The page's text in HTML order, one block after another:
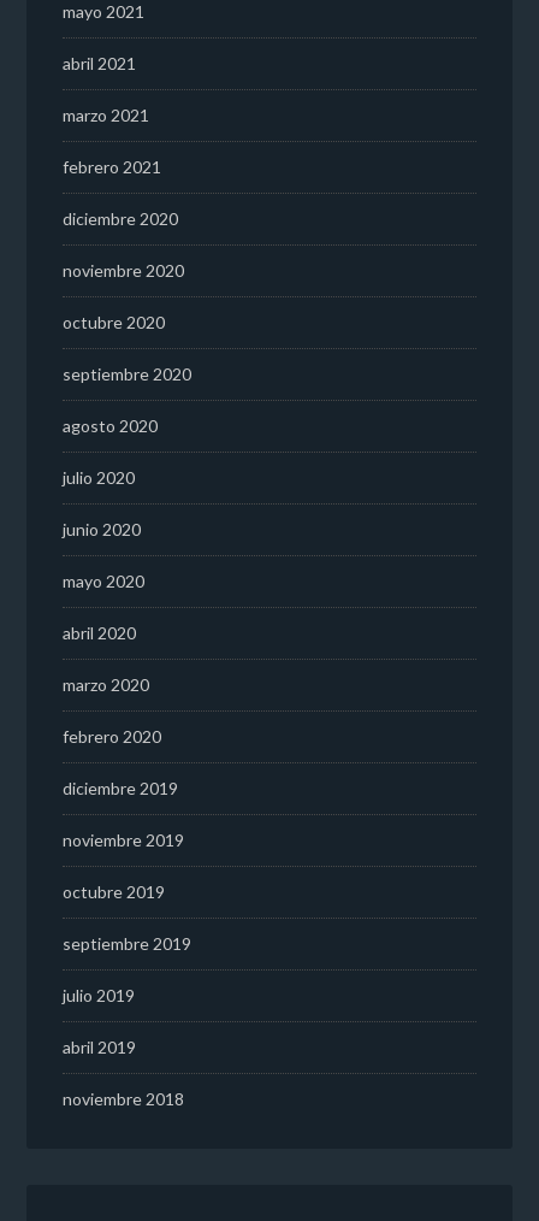
mayo 2021
abril 2021
marzo 2021
febrero 2021
diciembre 2020
noviembre 2020
octubre 2020
septiembre 2020
agosto 2020
julio 2020
junio 2020
mayo 2020
abril 2020
marzo 2020
febrero 2020
diciembre 2019
noviembre 2019
octubre 2019
septiembre 2019
julio 2019
abril 2019
noviembre 2018